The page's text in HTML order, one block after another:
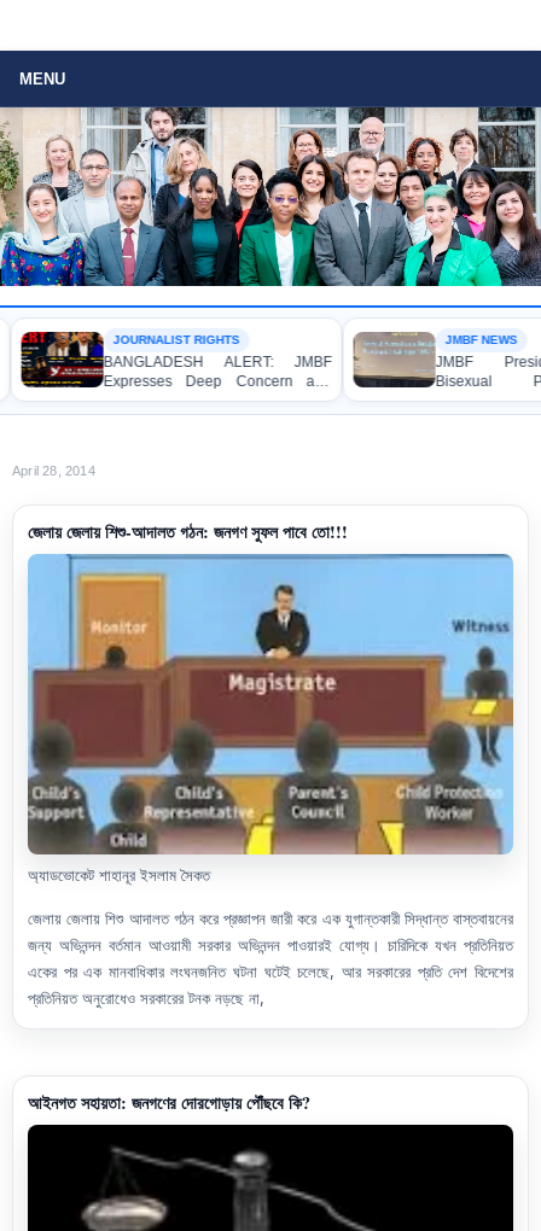
MENU
JOURNALIST RIGHTS
BANGLADESH ALERT: JMBF
Expresses Deep Concern and
Strong Condemnation over the
Indictment of Four Writers,
JMBF NEWS
JMBF
Bisexual
Bangladesh at
Conference in
April 28, 2014
জেলায় জেলায় শিশু-আদালত গঠন: জনগণ সুফল পাবে তো!!!
অ্যাডভোকেট শাহানূর ইসলাম সৈকত
জেলায় জেলায় শিশু আদালত গঠন করে প্রজ্ঞাপন জারী করে এক যুগান্তকারী সিদ্ধান্ত বাস্তবায়নের
জন্য অভিনন্দন বর্তমান আওয়ামী সরকার অভিনন্দন পাওয়ারই যোগ্য। চারিদিকে যখন প্রতিনিয়ত
একের পর এক মানবাধিকার লংঘনজনিত ঘটনা ঘটেই চলেছে, আর সরকারের প্রতি দেশ বিদেশের
প্রতিনিয়ত অনুরোধেও সরকারের টনক নড়ছে না,
আইনগত সহায়তা: জনগণের দোরগোড়ায় পৌঁছবে কি?